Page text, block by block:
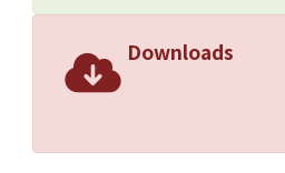
Downloads